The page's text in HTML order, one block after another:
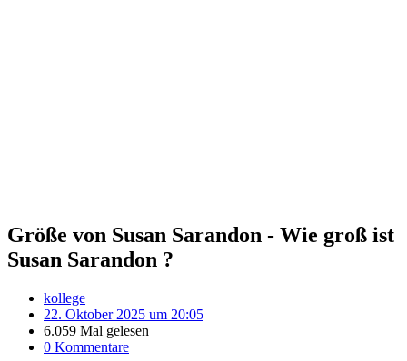
Größe von Susan Sarandon - Wie groß ist
Susan Sarandon ?
kollege
22. Oktober 2025 um 20:05
6.059 Mal gelesen
0 Kommentare